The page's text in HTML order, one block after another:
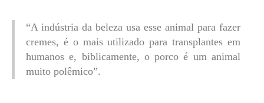
“A indústria da beleza usa esse animal para fazer
cremes, é o mais utilizado para transplantes em
humanos e, biblicamente, o porco é um animal
muito polêmico”.